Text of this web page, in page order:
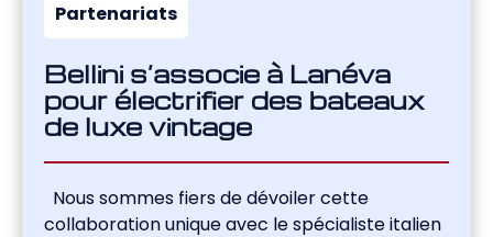
Partenariats
Bellini s’associe à Lanéva
pour électrifier des bateaux
de luxe vintage
Nous sommes fiers de dévoiler cette
collaboration unique avec le spécialiste italien